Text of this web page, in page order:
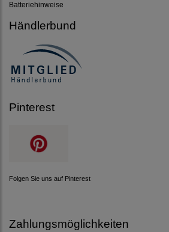
Batteriehinweise
Händlerbund
Pinterest
Folgen Sie uns auf Pinterest
Zahlungsmöglichkeiten